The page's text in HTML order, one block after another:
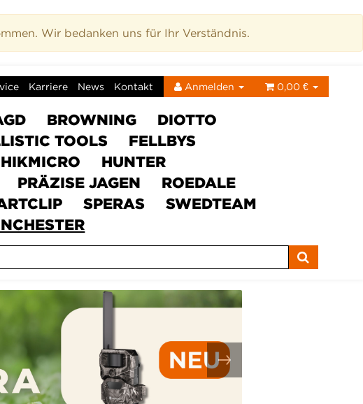
Wir bedanken uns für Ihr Verständnis.
Karriere News Kontakt Anmelden 0,00 €
BROWNING
DIOTTO
TOOLS
FELLBYS
HIKMICRO
HUNTER
PRÄZISE JAGEN
ROEDALE
SPERAS
SWEDTEAM